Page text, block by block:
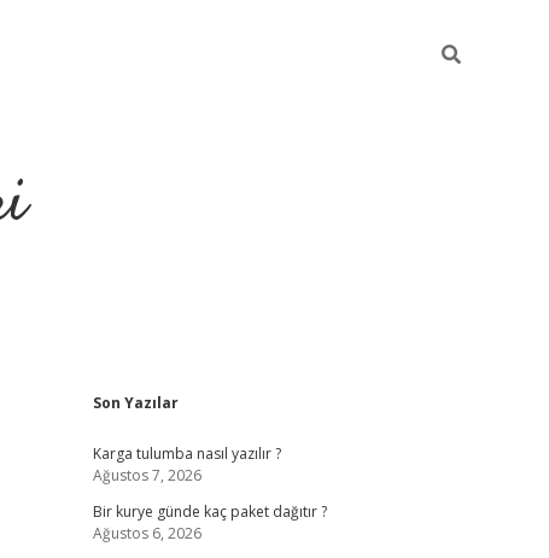
Sidebar
Son Yazılar
Karga tulumba nasıl yazılır ?
Ağustos 7, 2026
Bir kurye günde kaç paket dağıtır ?
Ağustos 6, 2026